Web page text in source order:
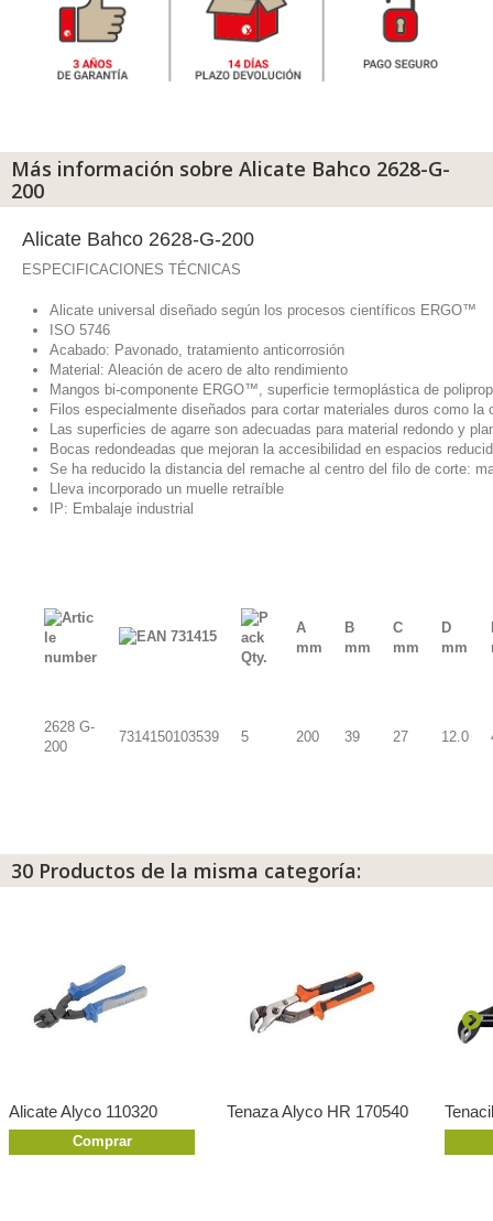
Más información sobre Alicate Bahco 2628-G-
200
Alicate Bahco 2628-G-200
ESPECIFICACIONES TÉCNICAS
Alicate universal diseñado según los procesos científicos ERGO™
ISO 5746
Acabado: Pavonado, tratamiento anticorrosión
Material: Aleación de acero de alto rendimiento
Mangos bi-componente ERGO™, superficie termoplástica de
Filos especialmente diseñados para cortar materiales duros como la
Las superficies de agarre son adecuadas para material redondo y
Bocas redondeadas que mejoran la accesibilidad en espacios
Se ha reducido la distancia del remache al centro del filo de corte:
Lleva incorporado un muelle retraíble
IP: Embalaje industrial
A
mm
B
mm
C
mm
D
mm
2628 G-
200
7314150103539 5 200 39 27 12.0
30 Productos de la misma categoría:
Alicate Alyco 110320
Comprar
Tenaza Alyco HR 170540